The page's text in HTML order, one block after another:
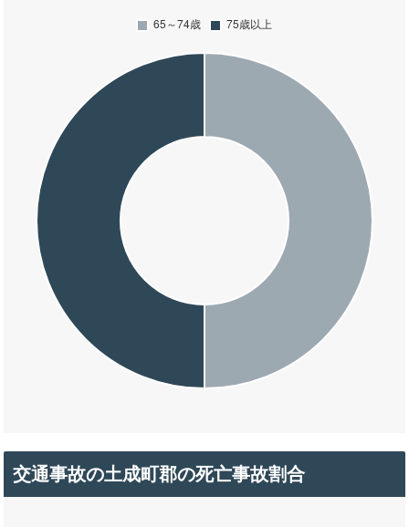
交通事故の土成町郡の死亡事故割合